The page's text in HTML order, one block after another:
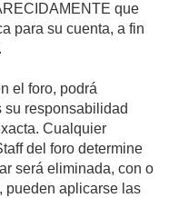
que
para su cuenta, a fin
el foro, podrá
su responsabilidad
Cualquier
del foro determine
será eliminada, con o
pueden aplicarse las